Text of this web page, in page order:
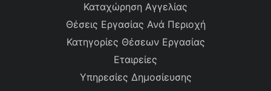
Καταχώρηση Αγγελίας
Θέσεις Εργασίας Ανά Περιοχή
Κατηγορίες Θέσεων Εργασίας
Εταιρείες
Υπηρεσίες Δημοσίευσης